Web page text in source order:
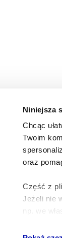
Niniejsza
Chcąc
Twoim
oraz
Część z
Jeżeli nie
np. we
prawa